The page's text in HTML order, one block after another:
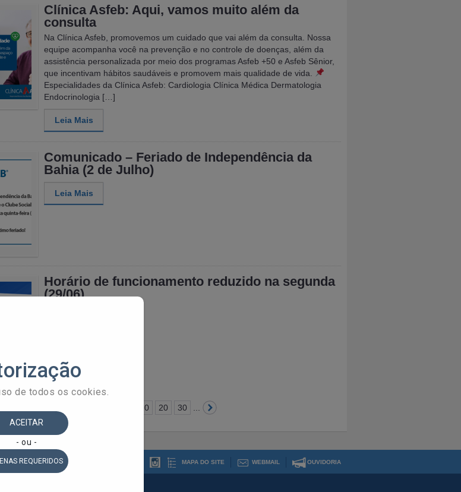
Clínica Asfeb: Aqui, vamos muito além da
consulta
Na Clínica Asfeb, promovemos um cuidado que vai além da consulta. Nossa
equipe acompanha você na prevenção e no controle de doenças, além da
assistência personalizada por meio dos programas Asfeb +50 e Asfeb Sênior,
que incentivam hábitos saudáveis e promovem mais qualidade de vida.
Especialidades da Clínica Asfeb: Cardiologia Clínica Médica Dermatologia
Endocrinologia […]
Leia Mais
Comunicado – Feriado de Independência da
Bahia (2 de Julho)
Leia Mais
Horário de funcionamento reduzido na segunda
(29/06)
10 20 30
OUVIDORIA
WEBMAIL
MAPA DO SITE